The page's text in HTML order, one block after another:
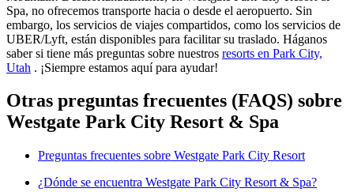
Spa, no ofrecemos transporte hacia o desde el aeropuerto. Sin
embargo, los servicios de viajes compartidos, como los servicios de
UBER/Lyft, están disponibles para facilitar su traslado. Háganos
saber si tiene más preguntas sobre nuestros resorts en Park City,
Utah . ¡Siempre estamos aquí para ayudar!
Otras preguntas frecuentes (FAQS) sobre
Westgate Park City Resort & Spa
Preguntas frecuentes sobre Westgate Park City Resort
¿Dónde se encuentra Westgate Park City Resort & Spa?